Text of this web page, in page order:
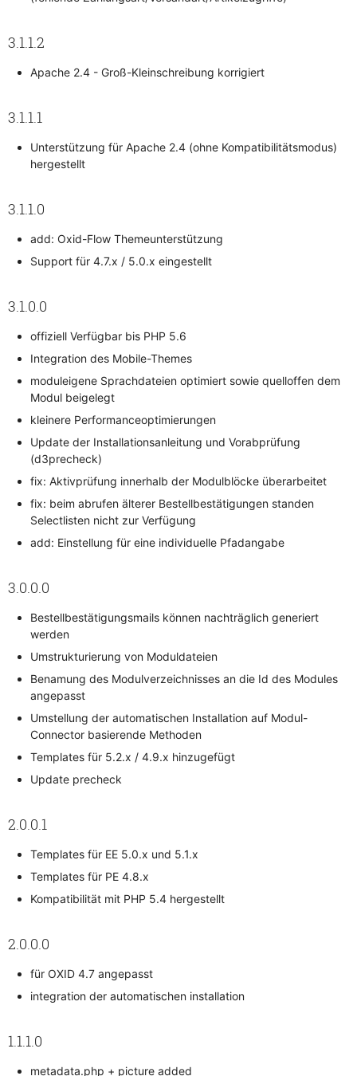
3.1.1.2
Apache 2.4 - Groß-Kleinschreibung korrigiert
3.1.1.1
Unterstützung für Apache 2.4 (ohne Kompatibilitätsmodus)
hergestellt
3.1.1.0
add: Oxid-Flow Themeunterstützung
Support für 4.7.x / 5.0.x eingestellt
3.1.0.0
offiziell Verfügbar bis PHP 5.6
Integration des Mobile-Themes
moduleigene Sprachdateien optimiert sowie quelloffen dem
Modul beigelegt
kleinere Performanceoptimierungen
Update der Installationsanleitung und Vorabprüfung
(d3precheck)
fix: Aktivprüfung innerhalb der Modulblöcke überarbeitet
fix: beim abrufen älterer Bestellbestätigungen standen
Selectlisten nicht zur Verfügung
add: Einstellung für eine individuelle Pfadangabe
3.0.0.0
Bestellbestätigungsmails können nachträglich generiert
werden
Umstrukturierung von Moduldateien
Benamung des Modulverzeichnisses an die Id des Modules
angepasst
Umstellung der automatischen Installation auf Modul-
Connector basierende Methoden
Templates für 5.2.x / 4.9.x hinzugefügt
Update precheck
2.0.0.1
Templates für EE 5.0.x und 5.1.x
Templates für PE 4.8.x
Kompatibilität mit PHP 5.4 hergestellt
2.0.0.0
für OXID 4.7 angepasst
integration der automatischen installation
1.1.1.0
metadata.php + picture added